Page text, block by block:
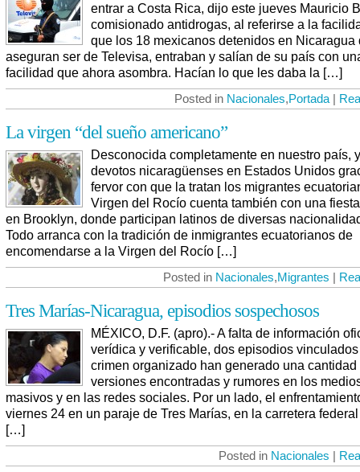
entrar a Costa Rica, dijo este jueves Mauricio
comisionado antidrogas, al referirse a la
que los 18 mexicanos detenidos en Nicaragua
aseguran ser de Televisa, entraban y salían de su país con
facilidad que ahora asombra. Hacían lo que les daba la […]
Posted in Nacionales,Portada |
La virgen “del sueño americano”
Desconocida completamente en nuestro país,
devotos nicaragüenses en Estados Unidos
fervor con que la tratan los migrantes
Virgen del Rocío cuenta también con una
en Brooklyn, donde participan latinos de diversas
Todo arranca con la tradición de inmigrantes ecuatorianos de
encomendarse a la Virgen del Rocío […]
Posted in Nacionales,Migrantes |
Tres Marías-Nicaragua, episodios sospechosos
MÉXICO, D.F. (apro).- A falta de información
verídica y verificable, dos episodios
crimen organizado han generado una cantidad
versiones encontradas y rumores en los
masivos y en las redes sociales. Por un lado, el
viernes 24 en un paraje de Tres Marías, en la carretera
[…]
Posted in Nacionales |